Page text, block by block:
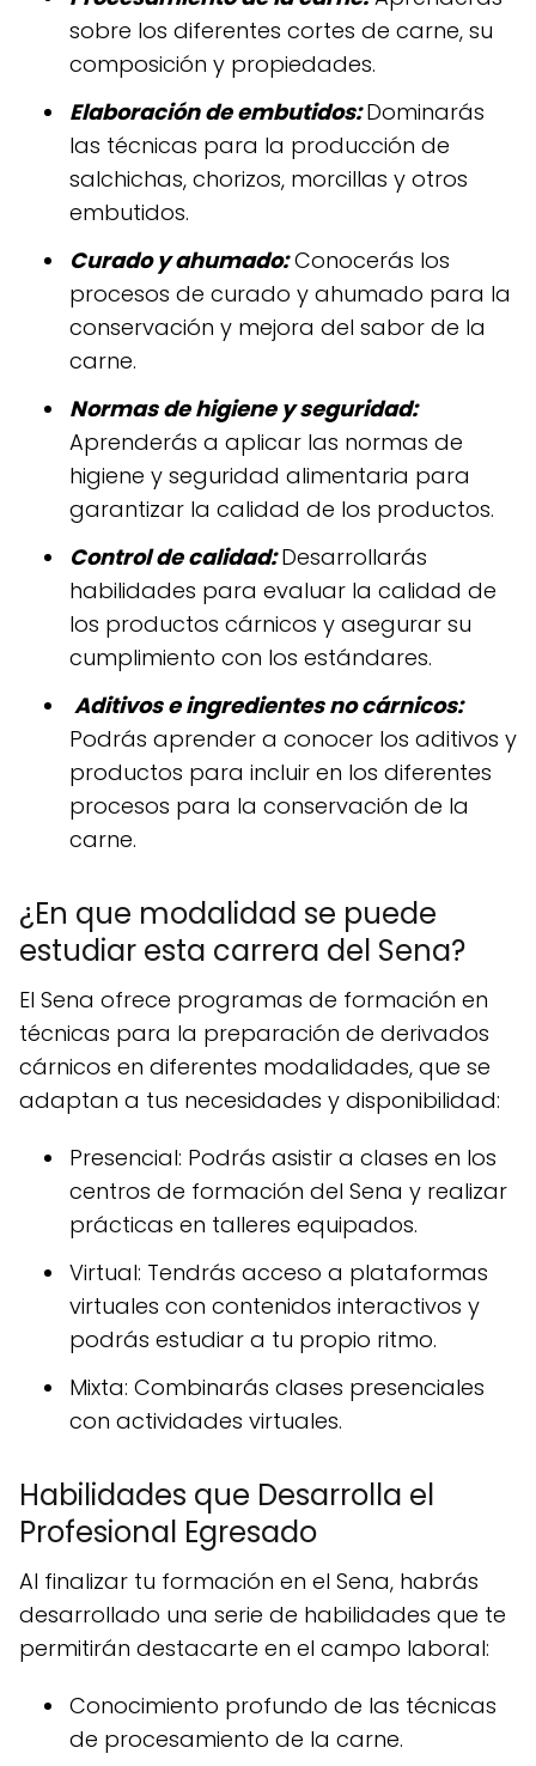
sobre los diferentes cortes de carne, su
composición y propiedades.
Elaboración de embutidos:Dominarás
las técnicas para la producción de
salchichas, chorizos, morcillas y otros
embutidos.
Curado y ahumado:Conocerás los
procesos de curado y ahumado para la
conservación y mejora del sabor de la
carne.
Normas de higiene y seguridad:
Aprenderás a aplicar las normas de
higiene y seguridad alimentaria para
garantizar la calidad de los productos.
Control de calidad:Desarrollarás
habilidades para evaluar la calidad de
los productos cárnicos y asegurar su
cumplimiento con los estándares.
Aditivos e ingredientes no cárnicos:
Podrás aprender a conocer los aditivos y
productos para incluir en los diferentes
procesos para la conservación de la
carne.
¿En que modalidad se puede
estudiar esta carrera del Sena?
El Sena ofrece programas de formación en
técnicas para la preparación de derivados
cárnicos en diferentes modalidades, que se
adaptan a tus necesidades y disponibilidad:
Presencial: Podrás asistir a clases en los
centros de formación del Sena y realizar
prácticas en talleres equipados.
Virtual: Tendrás acceso a plataformas
virtuales con contenidos interactivos y
podrás estudiar a tu propio ritmo.
Mixta: Combinarás clases presenciales
con actividades virtuales.
Habilidades que Desarrolla el
Profesional Egresado
Al finalizar tu formación en el Sena, habrás
desarrollado una serie de habilidades que te
permitirán destacarte en el campo laboral:
Conocimiento profundo de las técnicas
de procesamiento de la carne.